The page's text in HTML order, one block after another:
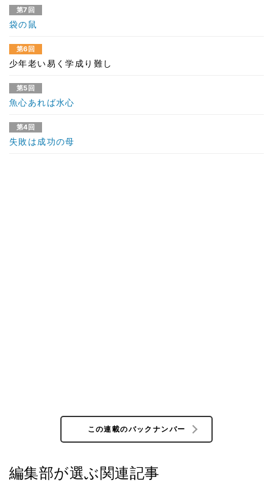
第7回
袋の鼠
第6回
少年老い易く学成り難し
第5回
魚心あれば水心
第4回
失敗は成功の母
この連載のバックナンバー
編集部が選ぶ関連記事